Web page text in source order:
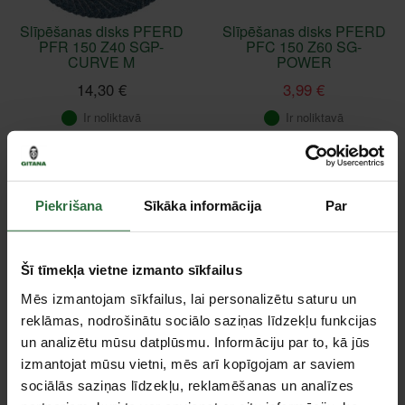
Piekrišana Sīkāka informācija Par
Šī tīmekļa vietne izmanto sīkfailus
Mēs izmantojam sīkfailus, lai personalizētu saturu un
reklāmas, nodrošinātu sociālo saziņas līdzekļu funkcijas
un analizētu mūsu datplūsmu. Informāciju par to, kā jūs
izmantojat mūsu vietni, mēs arī kopīgojam ar saviem
sociālās saziņas līdzekļu, reklamēšanas un analīzes
Slīpēšanas disks PFERD
PFR 150 Z40 SGP-
CURVE M
14,30 €
Ir noliktavā
Slīpēšanas disks PFERD
PFC 150 Z60 SG-
POWER
3,99 €
Ir noliktavā
Slīpēšanas disks PFERD
PFC 150 Z40 SG-
POWER
Agresīvs slīpēšanas
disks PFERD E150-7
A24 L PSF